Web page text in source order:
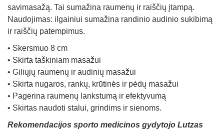
savimasažą. Tai sumažina raumenų ir raiščių įtampą.
Naudojimas: ilgainiui sumažina randinio audinio sukibimą
ir raiščių patempimus.
• Skersmuo 8 cm
• Skirta taškiniam masažui
• Giliųjų raumenų ir audinių masažui
• Skirta nugaros, rankų, krūtinės ir pėdų masažui
• Pagerina raumenų lankstumą ir efektyvumą
• Skirtas naudoti stalui, grindims ir sienoms.
Rekomendacijos sporto medicinos gydytojo Lutzas